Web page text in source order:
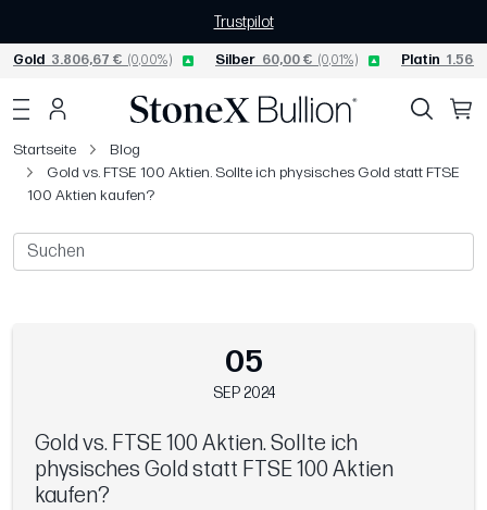
Trustpilot
Gold 3.806,67 € (0,00%) Silber 60,00 € (0,01%) Platin
Startseite
Blog
Gold vs. FTSE 100 Aktien. Sollte ich physisches Gold statt FTSE
100 Aktien kaufen?
05
SEP 2024
Gold vs. FTSE 100 Aktien. Sollte ich
physisches Gold statt FTSE 100 Aktien
kaufen?